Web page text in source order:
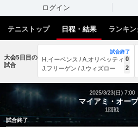
ログイン
テニストップ 日程・結果 ランキン
大会5日目の
試合
試合終了
H.イーベンス / A.オリベッティ 0
J.フリーゲン / J.ウィズロー
2
2025/3/23(日) 7:00
マイアミ・オー
1回戦
試合終了